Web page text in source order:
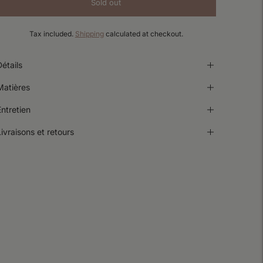
Sold out
Tax included. Shippingcalculated at checkout.
et retours